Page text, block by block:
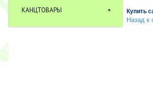
КАНЦТОВАРЫ
Купить
Назад к